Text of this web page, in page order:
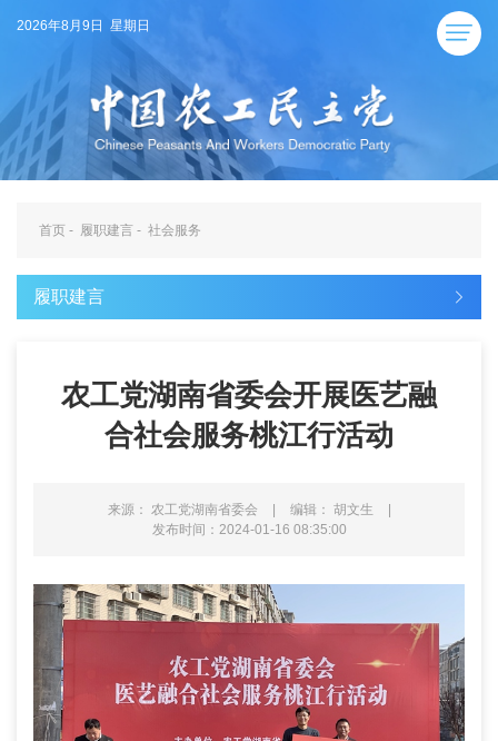
2026年8月9日 星期日
首页 - 履职建言 - 社会服务
履职建言
农工党湖南省委会开展医艺融
合社会服务桃江行活动
来源： 农工党湖南省委会 | 编辑： 胡文生
|
发布时间：2024-01-16 08:35:00